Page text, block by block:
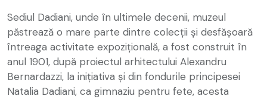
Sediul Dadiani, unde în ultimele decenii, muzeul
păstrează o mare parte dintre colecții și desfășoară
întreaga activitate expozițională, a fost construit în
anul 1901, după proiectul arhitectului Alexandru
Bernardazzi, la inițiativa și din fondurile principesei
Natalia Dadiani, ca gimnaziu pentru fete, acesta